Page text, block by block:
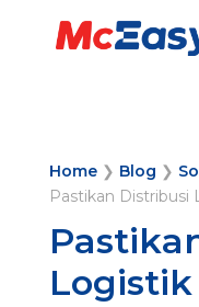
Home❯ Blog ❯
Pastikan Distribusi